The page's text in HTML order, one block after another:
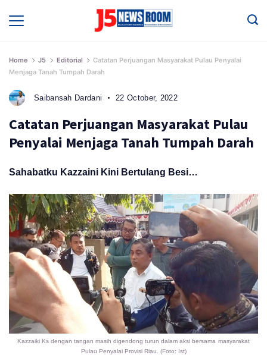
Home J5 Editorial
Catatan Perjuangan Masyarakat Pulau Penyalai
Menjaga Tanah Tumpah Darah
Saibansah Dardani 22 October, 2022
Catatan Perjuangan Masyarakat Pulau
Penyalai Menjaga Tanah Tumpah Darah
Sahabatku Kazzaini Kini Bertulang Besi…
Kazzaiki Ks dengan tangan masih digendong turun dalam aksi bersama masyarakat
Pulau Penyalai Provisi Riau. (Foto: Ist)